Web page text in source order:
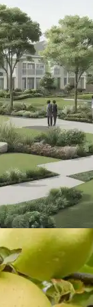
От
Под Сезонные
Малины: